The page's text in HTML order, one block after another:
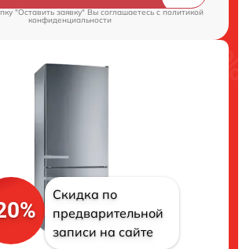
"Оставить заявку" Вы соглашаетесь cполитикой
конфиденциальности
Скидка по
предварительной
записи на сайте